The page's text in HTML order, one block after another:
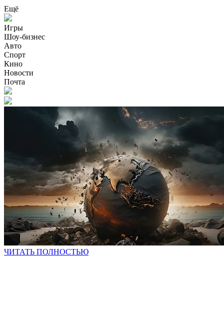
Ещё
Игры
Шоу-бизнес
Авто
Спорт
Кино
Новости
Почта
ЧИТАТЬ ПОЛНОСТЬЮ